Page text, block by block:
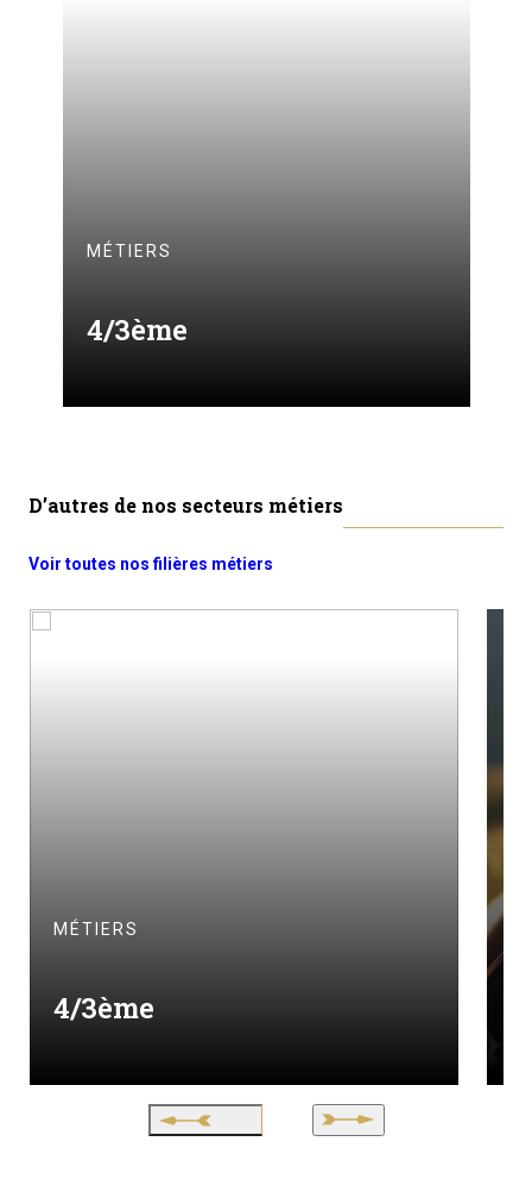
MÉTIERS
4/3ème
D’autres de nos secteurs métiers
Voir toutes nos filières métiers
MÉTIERS
4/3ème